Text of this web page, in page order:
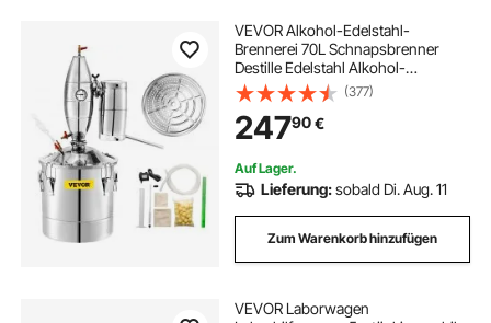
VEVOR Alkohol-Edelstahl-
Brennerei 70L Schnapsbrenner
Destille Edelstahl Alkohol-
Destillierkolben Schwarzbrennerei
Destillation
(377)
24790€
Auf Lager.
Lieferung:sobald Di. Aug. 11
Zum Warenkorb hinzufügen
VEVOR Laborwagen